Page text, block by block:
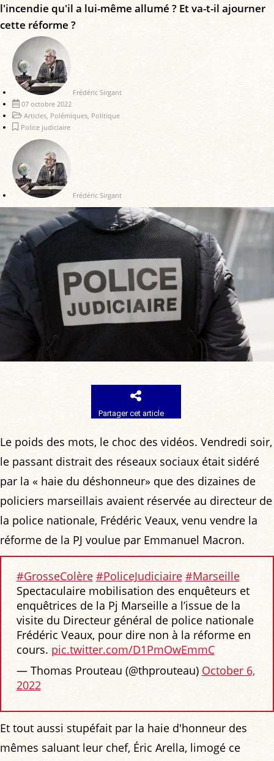
l'incendie qu'il a lui-même allumé ? Et va-t-il ajourner
cette réforme ?
Frédéric Sirgant
07 octobre 2022
Articles, Polémiques, Politique
Police judiciaire
Frédéric Sirgant
Partager cet article
Le poids des mots, le choc des vidéos. Vendredi soir,
le passant distrait des réseaux sociaux était sidéré
par la « haie du déshonneur» que des dizaines de
policiers marseillais avaient réservée au directeur de
la police nationale, Frédéric Veaux, venu vendre la
réforme de la PJ voulue par Emmanuel Macron.
#GrosseColère #PoliceJudiciaire #Marseille
Spectaculaire mobilisation des enquêteurs et
enquêtrices de la Pj Marseille a l’issue de la
visite du Directeur général de police nationale
Frédéric Veaux, pour dire non à la réforme en
cours. pic.twitter.com/D1PmOwEmmC
— Thomas Prouteau (@thprouteau) October 6,
2022
Et tout aussi stupéfait par la haie d'honneur des
mêmes saluant leur chef, Éric Arella, limogé ce